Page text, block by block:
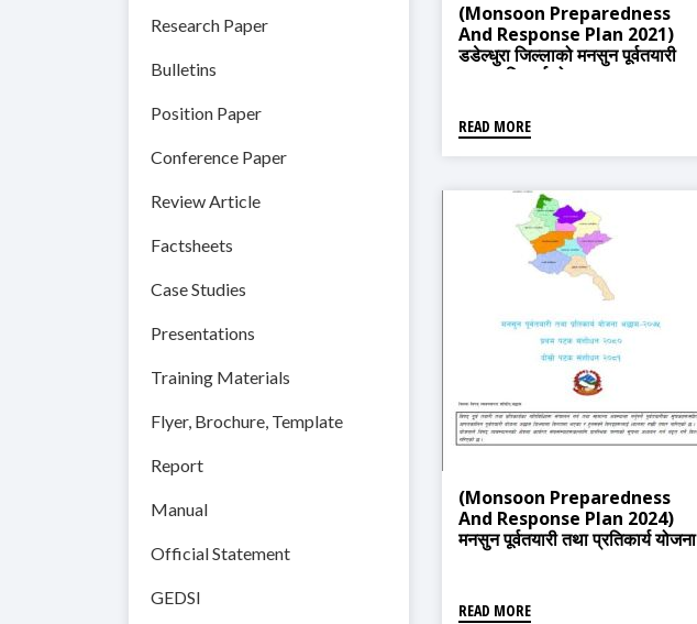
Research Paper
Bulletins
Position Paper
Conference Paper
Review Article
Factsheets
Case Studies
Presentations
Training Materials
Flyer, Brochure, Template
Report
Manual
Official Statement
GEDSI
(Monsoon Preparedness
And Response Plan 2021)
डडेल्धुरा जिल्लाको मनसुन पूर्वतयारी
तथा प्रतिकार्य योजना २०७९
READ MORE
(Monsoon Preparedness
And Response Plan 2024)
मनसुन पूर्वतयारी तथा प्रतिकार्य योजना
READ MORE